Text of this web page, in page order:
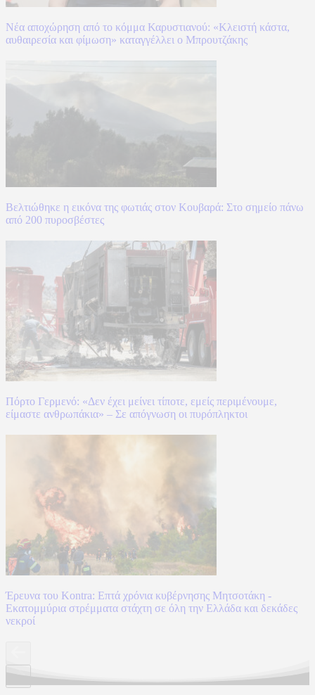
Νέα αποχώρηση από το κόμμα Καρυστιανού: «Κλειστή κάστα,
αυθαιρεσία και φίμωση» καταγγέλλει ο Μπρουτζάκης
Βελτιώθηκε η εικόνα της φωτιάς στον Κουβαρά: Στο σημείο πάνω
από 200 πυροσβέστες
Πόρτο Γερμενό: «Δεν έχει μείνει τίποτε, εμείς περιμένουμε,
είμαστε ανθρωπάκια» – Σε απόγνωση οι πυρόπληκτοι
Έρευνα του Kontra: Επτά χρόνια κυβέρνησης Μητσοτάκη -
Εκατομμύρια στρέμματα στάχτη σε όλη την Ελλάδα και δεκάδες
νεκροί